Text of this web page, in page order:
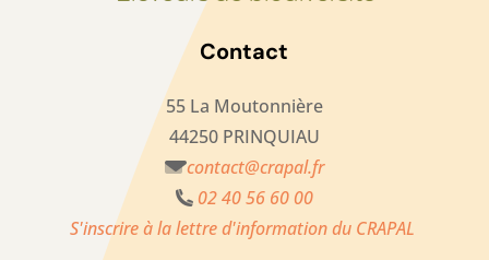
Contact
55 La Moutonnière
44250 PRINQUIAU
contact@crapal.fr
02 40 56 60 00
S'inscrire à la lettre d'information du CRAPAL